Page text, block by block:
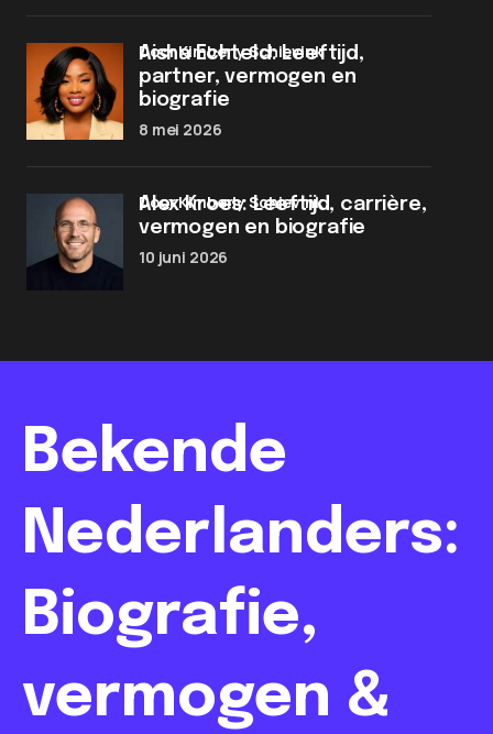
Aisha Echteld: Leeftijd,
partner, vermogen en
biografie
door Kimberly Schievink
8 mei 2026
Alex Kroes: Leeftijd, carrière,
vermogen en biografie
door Kimberly Schievink
10 juni 2026
Bekende
Nederlanders:
Biografie,
vermogen &